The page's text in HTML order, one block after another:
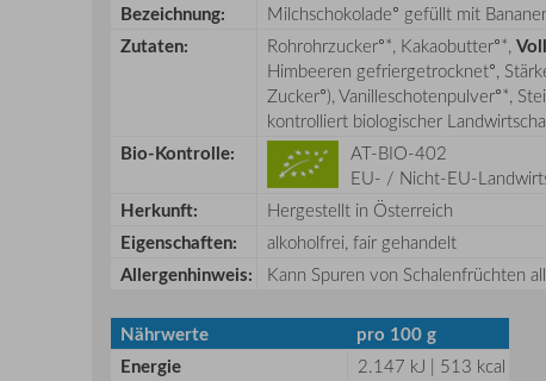
Bezeichnung: Milchschokolade° gefüllt mit
Zutaten: Rohrohrzucker°*, Kakaobutter°*,
Himbeeren gefriergetrocknet°,
Zucker°), Vanilleschotenpulver°*,
kontrolliert biologischer
Bio-Kontrolle:
AT-BIO-402
EU- / Nicht-EU-
Herkunft: Hergestellt in Österreich
Eigenschaften: alkoholfrei, fair gehandelt
Allergenhinweis: Kann Spuren von Schalenfrüchten
Nährwerte
pro 100 g
Energie
2.147 kJ | 513 kcal